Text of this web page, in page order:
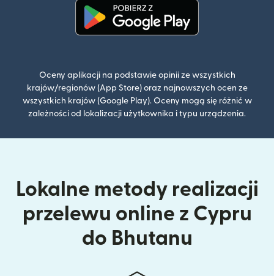
Oceny aplikacji na podstawie opinii ze wszystkich
krajów/regionów (App Store) oraz najnowszych ocen ze
wszystkich krajów (Google Play). Oceny mogą się różnić w
zależności od lokalizacji użytkownika i typu urządzenia.
Lokalne metody realizacji
przelewu online z Cypru
do Bhutanu